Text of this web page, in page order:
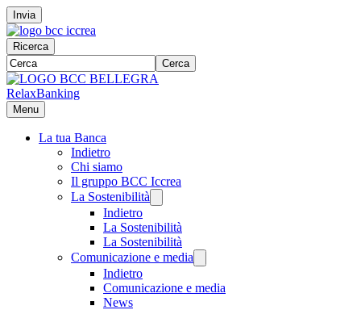
Invia
Ricerca
Cerca
RelaxBanking
Menu
La tua Banca
Indietro
Chi siamo
Il gruppo BCC Iccrea
La Sostenibilità
Indietro
La Sostenibilità
La Sostenibilità
Comunicazione e media
Indietro
Comunicazione e media
News